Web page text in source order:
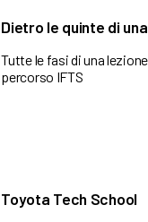
Dietro le quinte di
Tutte le fasi di una
percorso IFTS
Toyota Tech School